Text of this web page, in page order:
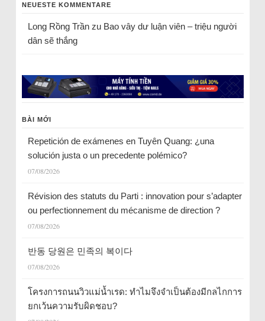
NEUESTE KOMMENTARE
Long Rồng Trầnzu Bao vây dư luận viên – triệu người
dân sẽ thắng
BÀI MỚI
Repetición de exámenes en Tuyên Quang: ¿una
solución justa o un precedente polémico?
07/08/2026
Révision des statuts du Parti : innovation pour s’adapter
ou perfectionnement du mécanisme de direction ?
07/08/2026
반동 당원은 민족의 복이다
07/08/2026
โครงการถนนวิวแม่น้ำเรด: ทำไมจึงจำเป็นต้องมีกลไกการ
ยกเว้นความรับผิดชอบ?